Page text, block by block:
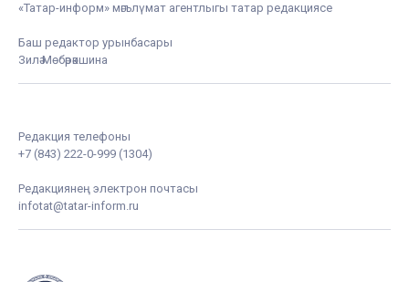
«Татар-информ» мәгълүмат агентлыгы татар редакциясе
Баш редактор урынбасары
Зилә Мөбәрәкшина
Редакция телефоны
+7 (843) 222-0-999 (1304)
Редакциянең электрон почтасы
infotat@tatar-inform.ru